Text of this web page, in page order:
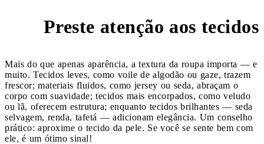
Preste atenção aos tecidos
Mais do que apenas aparência, a textura da roupa importa — e
muito. Tecidos leves, como voile de algodão ou gaze, trazem
frescor; materiais fluidos, como jersey ou seda, abraçam o
corpo com suavidade; tecidos mais encorpados, como veludo
ou lã, oferecem estrutura; enquanto tecidos brilhantes — seda
selvagem, renda, tafetá — adicionam elegância. Um conselho
prático: aproxime o tecido da pele. Se você se sente bem com
ele, é um ótimo sinal!